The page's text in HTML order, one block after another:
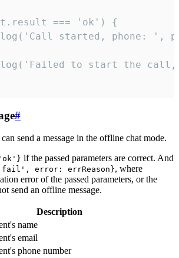
=== 'ok') {
started, phone: ',
to start the
#
send a message in the offline chat mode.
if the passed parameters are correct. And
error: errReason}, where
error of the passed parameters, or the
send an offline message.
Description
name
email
phone number